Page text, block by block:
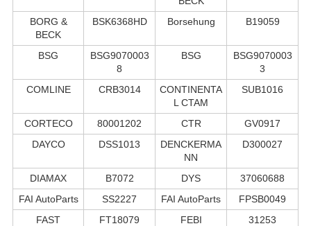
BORG &
BECK
BSK6368HD Borsehung B19059
BSG
BSG9070003
8
BSG
BSG9070003
3
COMLINE
CRB3014
CONTINENTA
L CTAM
SUB1016
CORTECO 80001202 CTR
GV0917
DAYCO
DSS1013
DENCKERMA
NN
D300027
DIAMAX B7072 DYS
37060688
FAI AutoParts
SS2227 FAI AutoParts
FPSB0049
FAST
FT18079
FEBI
31253